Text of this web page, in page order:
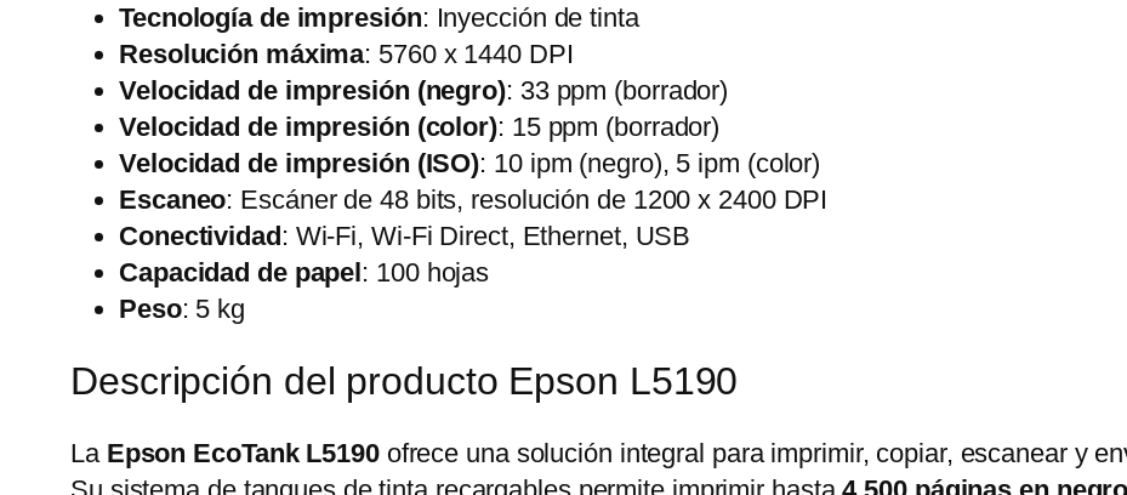
Tecnología de impresión: Inyección de tinta
Resolución máxima: 5760 x 1440 DPI
Velocidad de impresión (negro): 33 ppm (borrador)
Velocidad de impresión (color): 15 ppm (borrador)
Velocidad de impresión (ISO): 10 ipm (negro), 5 ipm (color)
Escaneo: Escáner de 48 bits, resolución de 1200 x 2400 DPI
Conectividad: Wi-Fi, Wi-Fi Direct, Ethernet, USB
Capacidad de papel: 100 hojas
Peso: 5 kg
Descripción del producto Epson L5190
La Epson EcoTank L5190ofrece una solución integral para imprimir, copiar, escanear y